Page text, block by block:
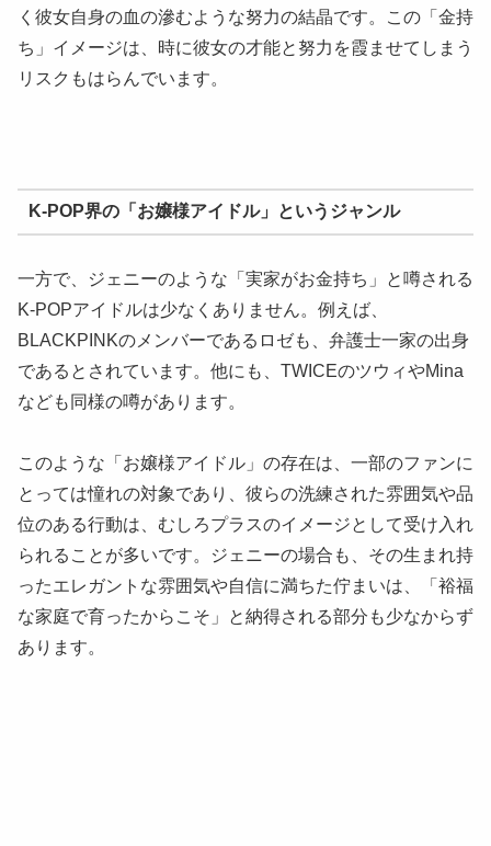
く彼女自身の血の滲むような努力の結晶です。この「金持
ち」イメージは、時に彼女の才能と努力を霞ませてしまう
リスクもはらんでいます。
K-POP界の「お嬢様アイドル」というジャンル
一方で、ジェニーのような「実家がお金持ち」と噂される
K-POPアイドルは少なくありません。例えば、
BLACKPINKのメンバーであるロゼも、弁護士一家の出身
であるとされています。他にも、TWICEのツウィやMina
なども同様の噂があります。
このような「お嬢様アイドル」の存在は、一部のファンに
とっては憧れの対象であり、彼らの洗練された雰囲気や品
位のある行動は、むしろプラスのイメージとして受け入れ
られることが多いです。ジェニーの場合も、その生まれ持
ったエレガントな雰囲気や自信に満ちた佇まいは、「裕福
な家庭で育ったからこそ」と納得される部分も少なからず
あります。